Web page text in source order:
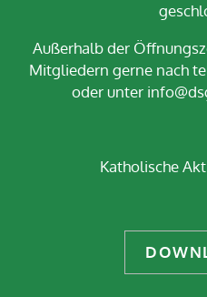
Außerhalb der
Mitgliedern gerne nach
oder unter
Katholische